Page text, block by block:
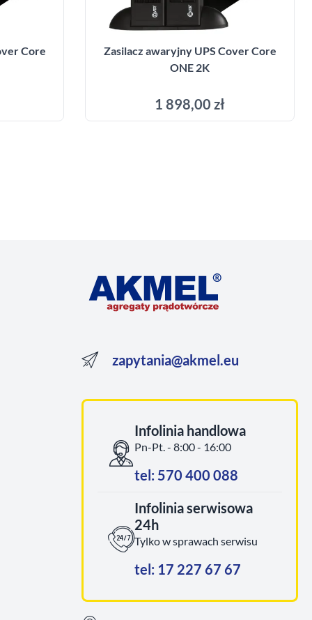
Core
Zasilacz awaryjny UPS Cover Core
ONE 2K
1 898,00 zł
zapytania@akmel.eu
Infolinia handlowa
Pn-Pt. - 8:00 - 16:00
tel: 570 400 088
Infolinia serwisowa
24h
Tylko w sprawach serwisu
tel: 17 227 67 67